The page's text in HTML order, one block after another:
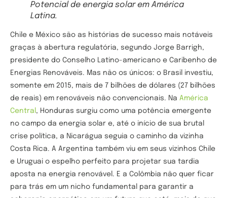
Potencial de energia solar em América
Latina.
Chile e México são as histórias de sucesso mais notáveis
graças à abertura regulatória, segundo Jorge Barrigh,
presidente do Conselho Latino-americano e Caribenho de
Energias Renováveis. Mas não os únicos: o Brasil investiu,
somente em 2015, mais de 7 bilhões de dólares (27 bilhões
de reais) em renováveis não convencionais. Na América
Central , Honduras surgiu como uma potência emergente
no campo da energia solar e, até o início de sua brutal
crise política, a Nicarágua seguia o caminho da vizinha
Costa Rica. A Argentina também viu em seus vizinhos Chile
e Uruguai o espelho perfeito para projetar sua tardia
aposta na energia renovável. E a Colômbia não quer ficar
para trás em um nicho fundamental para garantir a